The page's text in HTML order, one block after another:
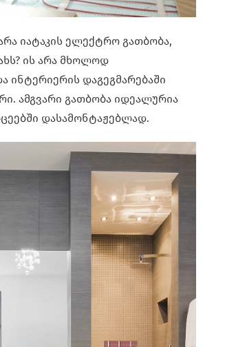
იატაკის ელექტრო გათბობა,
ის არა მხოლოდ
დაგეგმარებაში
ამგვარი გათბობა იდეალურია
დასამონტაჟებლად.